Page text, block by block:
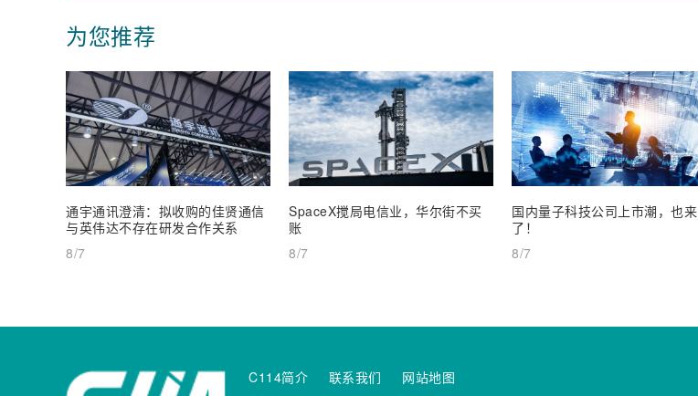
为您推荐
通宇通讯澄清：拟收购的佳贤通信
与英伟达不存在研发合作关系
8/7
SpaceX搅局电信业，华尔街不买
账
8/7
国内量子科技公司上市潮，也来
了！
8/7
C114简介 联系我们 网站地图